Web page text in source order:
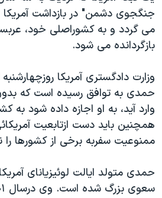
جستجوویژه برنامه‌ها
ویدیوها
فرهنگ و زندگی
حقوق شهروندی
اقتصادی
علم و فناوری
اسرائیل در جنگ
آرشیو پخش زنده
۲۵۰سالگی آمریکا
بایگانی برنامه‌های تلویزیونی
مستندها
انتخابات ریاست جمهوری آمریکا ۲۰۲۴
حمله جمهوری اسلامی به اسرائیل
رمز مهسا
ورزش زنان در ایران
مجموعه مستندهای دادخواهی
یادگیری زبان انگلیسی
دنبال کنید
زبانهای مختلف
جنگجوی دشمن" در بازداشت آمريکا
می گردد و به کشوراصلی خود،
بازگردانده می شود.
وزارت دادگستری آمريکا
حمدی به توافق رسيده است که
وارد آيد، به او اجازه داده شود
همچنين بايد دست ازتابعيت
ممنوعيت سفربه برخی از کشورها را
حمدی متولد ايالت لوئيزيانای